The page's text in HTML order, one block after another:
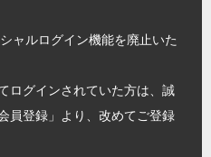
ャルログイン機能を廃止いた
ログインされていた方は、誠
員登録」より、改めてご登録